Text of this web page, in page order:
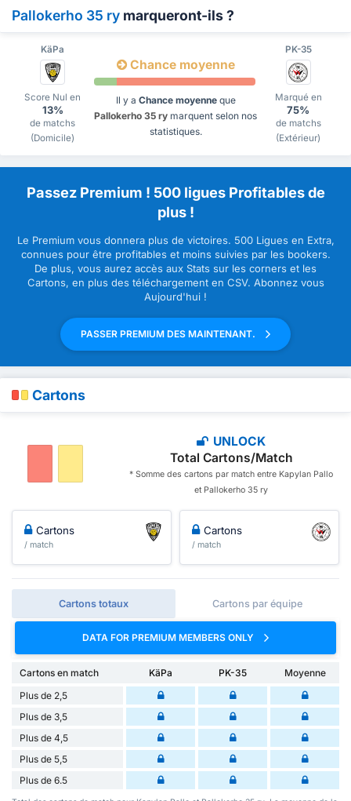
Pallokerho 35 ry marqueront-ils ?
KäPa PK-35
Score Nul en
13%
de matchs
(Domicile)
Chance moyenne
Il y a Chance moyenneque
Pallokerho 35 ry marquent selon nos
statistiques.
Marqué en
75%
de matchs
(Extérieur)
Passez Premium ! 500 ligues Profitables de
plus !
Le Premium vous donnera plus de victoires. 500 Ligues en Extra,
connues pour être profitables et moins suivies par les bookers.
De plus, vous aurez accès aux Stats sur les corners et les
Cartons, en plus des téléchargement en CSV. Abonnez vous
Aujourd'hui !
PASSER PREMIUM DES MAINTENANT.
Cartons
UNLOCK
Total Cartons/Match
* Somme des cartons par match entre Kapylan Pallo
et Pallokerho 35 ry
Cartons
/ match
Cartons
/ match
Cartons totaux Cartons par équipe
DATA FOR PREMIUM MEMBERS ONLY
Cartons en match KäPa PK-35
Moyenne
Plus de 2,5
Plus de 3,5
Plus de 4,5
Plus de 5,5
Plus de 6.5